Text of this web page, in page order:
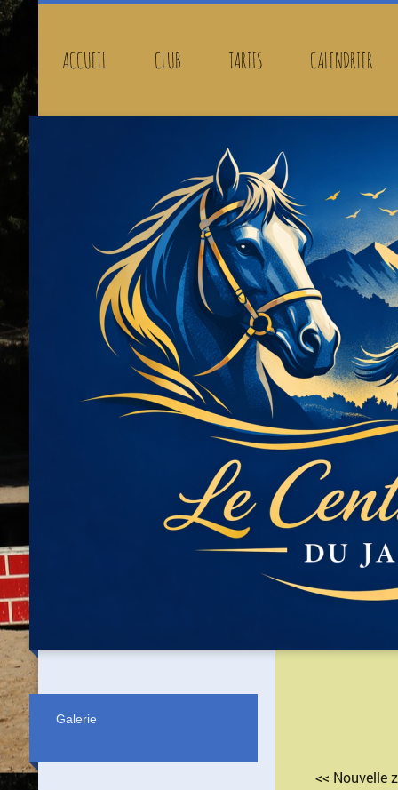
ACCUEIL CLUB TARIFS CALENDRIER
<< Nouvelle
Galerie